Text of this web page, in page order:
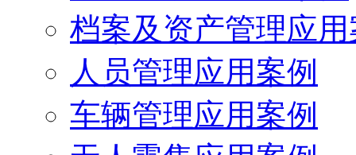
档案及资产管理应
人员管理应用案例
车辆管理应用案例